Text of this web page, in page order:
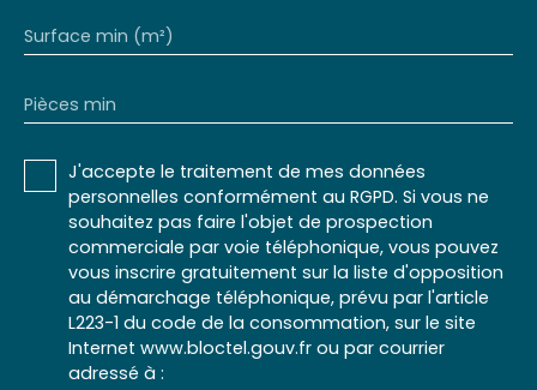
Surface min (m²)
Pièces min
J'accepte le traitement de mes données
personnelles conformément au RGPD. Si vous ne
souhaitez pas faire l'objet de prospection
commerciale par voie téléphonique, vous pouvez
vous inscrire gratuitement sur la liste d'opposition
au démarchage téléphonique, prévu par l'article
L223-1 du code de la consommation, sur le site
Internet www.bloctel.gouv.fr ou par courrier
adressé à :